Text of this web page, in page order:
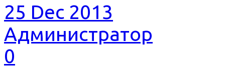
25 Dec 2013
Администратор
0